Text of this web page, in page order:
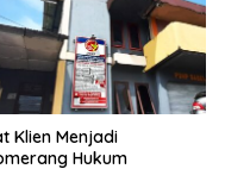
Klien Menjadi
Hukum